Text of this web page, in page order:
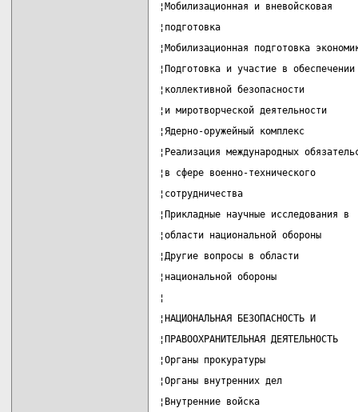
¦Мобилизационная и
¦подготовка
¦Мобилизационная подготовка
¦Подготовка и участие в
¦коллективной
¦и миротворческой
¦Ядерно-оружейный комплекс
¦Реализация международных
¦в сфере военно-
¦сотрудничества
¦Прикладные научные
¦области национальной обороны
¦Другие вопросы в области
¦национальной обороны
¦
¦НАЦИОНАЛЬНАЯ
¦ПРАВООХРАНИТЕЛЬНАЯ
¦Органы прокуратуры
¦Органы внутренних дел
¦Внутренние войска